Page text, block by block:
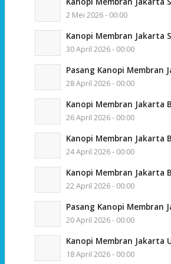
2 Mei 2026 - 00:00
Kanopi Membran Jakarta
30 April 2026 - 00:00
Pasang Kanopi Membran
28 April 2026 - 00:00
Kanopi Membran Jakarta
26 April 2026 - 00:00
Kanopi Membran Jakarta
24 April 2026 - 00:00
Kanopi Membran Jakarta
22 April 2026 - 00:00
Pasang Kanopi Membran
20 April 2026 - 00:00
Kanopi Membran Jakarta
18 April 2026 - 00:00